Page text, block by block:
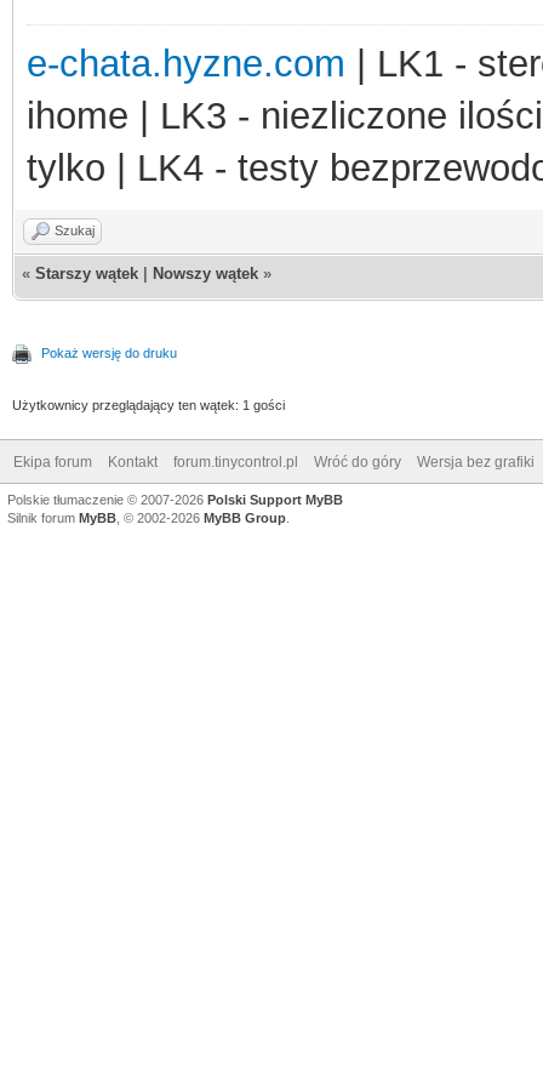
e-chata.hyzne.com | LK1 -
ihome | LK3 - niezliczone
tylko | LK4 - testy
Szukaj
« Starszy wątek Nowszy wątek »
Pokaż wersję do druku
Użytkownicy przeglądający ten wątek: 1 gości
Ekipa forum Kontakt forum.tinycontrol.pl Wróć do góry Wersja bez grafiki
Polskie tłumaczenie © 2007-2026 Polski Support MyBB
Silnik forum MyBB , © 2002-2026 MyBB Group